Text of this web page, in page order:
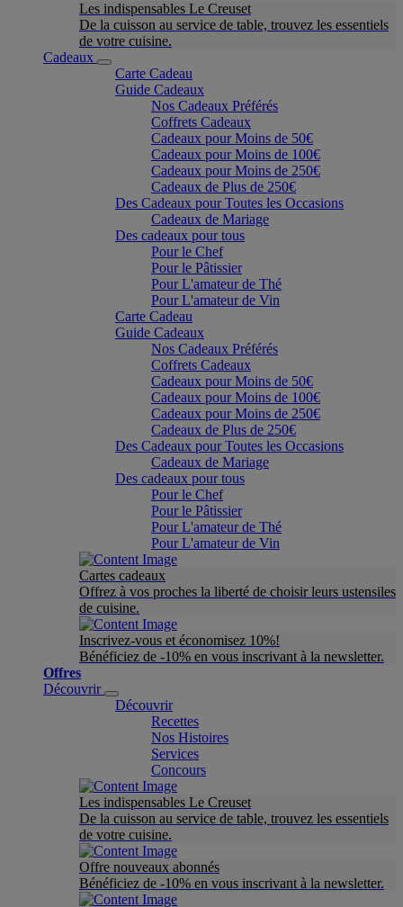
Les indispensables Le Creuset
De la cuisson au service de table, trouvez les essentiels
de votre cuisine.
Cadeaux
Carte Cadeau
Guide Cadeaux
Nos Cadeaux Préférés
Coffrets Cadeaux
Cadeaux pour Moins de 50€
Cadeaux pour Moins de 100€
Cadeaux pour Moins de 250€
Cadeaux de Plus de 250€
Des Cadeaux pour Toutes les Occasions
Cadeaux de Mariage
Des cadeaux pour tous
Pour le Chef
Pour le Pâtissier
Pour L'amateur de Thé
Pour L'amateur de Vin
Carte Cadeau
Guide Cadeaux
Nos Cadeaux Préférés
Coffrets Cadeaux
Cadeaux pour Moins de 50€
Cadeaux pour Moins de 100€
Cadeaux pour Moins de 250€
Cadeaux de Plus de 250€
Des Cadeaux pour Toutes les Occasions
Cadeaux de Mariage
Des cadeaux pour tous
Pour le Chef
Pour le Pâtissier
Pour L'amateur de Thé
Pour L'amateur de Vin
Cartes cadeaux
Offrez à vos proches la liberté de choisir leurs ustensiles
de cuisine.
Inscrivez-vous et économisez 10%!
Bénéficiez de -10% en vous inscrivant à la newsletter.
Offres
Découvrir
Découvrir
Recettes
Nos Histoires
Services
Concours
Les indispensables Le Creuset
De la cuisson au service de table, trouvez les essentiels
de votre cuisine.
Offre nouveaux abonnés
Bénéficiez de -10% en vous inscrivant à la newsletter.